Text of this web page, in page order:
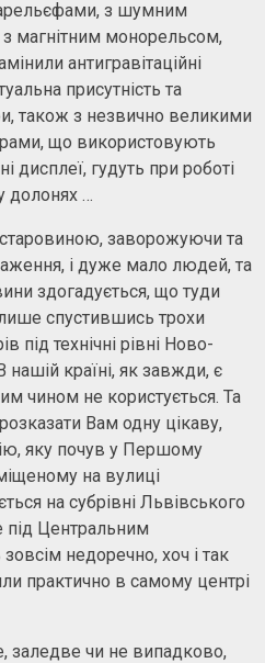
з шумним
магнітним монорельсом,
антигравітаційні
присутність та
також з незвично великими
що використовують
дисплеї, гудуть при роботі
долонях …
заворожуючи та
і дуже мало людей, та
здогадується, що туди
спустившись трохи
під технічні рівні Ново-
нашій країні, як завжди, є
чином не користується. Та
Вам одну цікаву,
яку почув у Першому
на вулиці
на субрівні Львівського
під Центральним
недоречно, хоч і так
практично в самому центрі
заледве чи не випадково,